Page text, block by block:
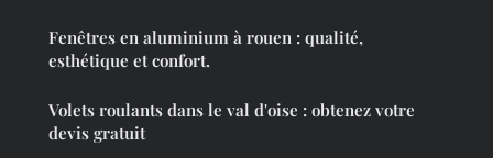
Fenêtres en aluminium à rouen : qualité,
esthétique et confort.
Volets roulants dans le val d'oise : obtenez votre
devis gratuit